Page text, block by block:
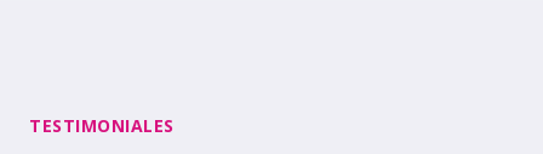
TESTIMONIALES